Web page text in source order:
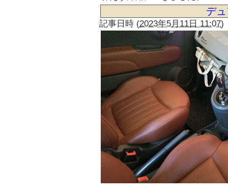
デ
記事日時 (2023年5月11日 11:07)